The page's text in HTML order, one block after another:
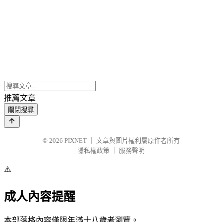
推薦文章
關閉搜尋
© 2026 PIXNET
文章與圖片權利屬原作者所有
隱私權政策
服務聲明
⚠️
成人內容提醒